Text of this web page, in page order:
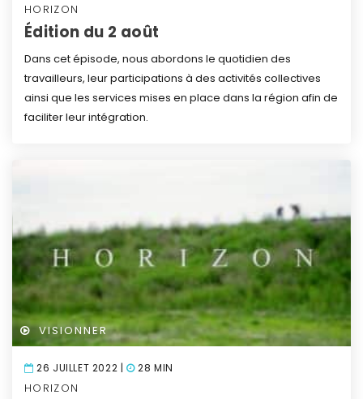
HORIZON
Édition du 2 août
Dans cet épisode, nous abordons le quotidien des
travailleurs, leur participations à des activités collectives
ainsi que les services mises en place dans la région afin de
faciliter leur intégration.
VISIONNER
26 JUILLET 2022 | 28 MIN
HORIZON